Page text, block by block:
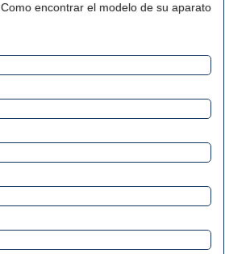
Como encontrar el modelo de su aparato